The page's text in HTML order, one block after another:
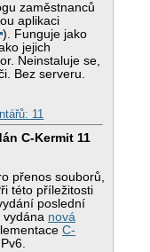
zaměstnanců
aplikaci
). Funguje jako
jejich
Neinstaluje se,
Bez serveru.
11
C-Kermit 11
přenos souborů,
této příležitosti
poslední
vydána nová
C-